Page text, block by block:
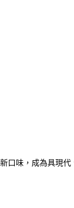
口味，成為具現代